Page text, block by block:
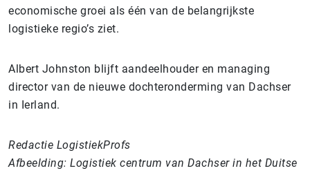
economische groei als één van de belangrijkste
logistieke regio’s ziet.
Albert Johnston blijft aandeelhouder en managing
director van de nieuwe dochteronderming van Dachser
in Ierland.
Redactie LogistiekProfs
Afbeelding: Logistiek centrum van Dachser in het Duitse